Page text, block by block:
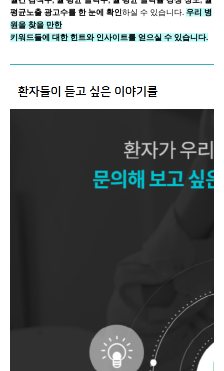
평균노출 광고수를 한 눈에 확인하실 수 있습니다. 우리 병
원을 찾을 만한
키워드들에 대한 힌트와 인사이트를 얻으실 수 있습니다.